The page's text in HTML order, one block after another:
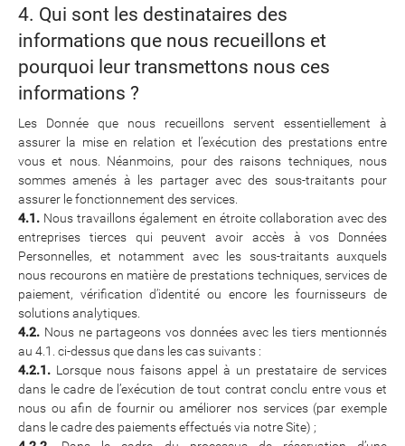
4. Qui sont les destinataires des
informations que nous recueillons et
pourquoi leur transmettons nous ces
informations ?
Les Donnée que nous recueillons servent essentiellement à
assurer la mise en relation et l’exécution des prestations entre
vous et nous. Néanmoins, pour des raisons techniques, nous
sommes amenés à les partager avec des sous-traitants pour
assurer le fonctionnement des services.
4.1. Nous travaillons également en étroite collaboration avec des
entreprises tierces qui peuvent avoir accès à vos Données
Personnelles, et notamment avec les sous-traitants auxquels
nous recourons en matière de prestations techniques, services de
paiement, vérification d’identité ou encore les fournisseurs de
solutions analytiques.
4.2. Nous ne partageons vos données avec les tiers mentionnés
au 4.1. ci-dessus que dans les cas suivants :
4.2.1. Lorsque nous faisons appel à un prestataire de services
dans le cadre de l’exécution de tout contrat conclu entre vous et
nous ou afin de fournir ou améliorer nos services (par exemple
dans le cadre des paiements effectués via notre Site) ;